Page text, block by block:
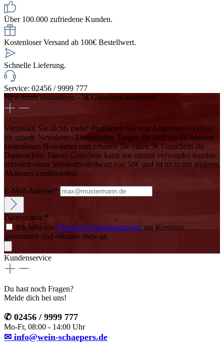
Über 100.000 zufriedene Kunden.
Kostenloser Versand ab 100€ Bestellwert.
Schnelle Lieferung.
Service: 02456 / 9999 777
Newsletter abonnieren - 5€ Gutschein kassieren!
Verpassen Sie nichts mehr! Profitieren Sie von Angeboten exklusiv
für unsere Newsletter-Abonnenten. Tragen Sie sich ein für unseren
kostenlosen Newsletter und erhalten Sie einen 5€ Gutschein als
Dankeschön. Dieser Gutschein kann nur einmal verwendet werden,
erfordert einen Mindestbestellwert von 50€ und ist nicht mit anderen
Aktionen kombinierbar.
E-Mail-Adresse*
Datenschutz *
Ich habe die Datenschutzbestimmungen zur Kenntnis
genommen und erkenne diese an.
Kundenservice
Du hast noch Fragen?
Melde dich bei uns!
✆ 02456 / 9999 777
Mo-Fr, 08:00 - 14:00 Uhr
✉ info@wein-schaepers.de